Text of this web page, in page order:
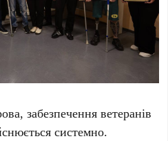
забезпечення ветеранів
системно.